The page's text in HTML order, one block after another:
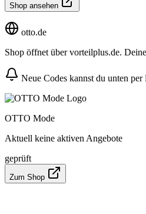
Shop ansehen
otto.de
Shop öffnet über vorteilplus.de.
Neue Codes kannst du unten
OTTO Mode
Aktuell keine aktiven Angebote
geprüft
Zum Shop